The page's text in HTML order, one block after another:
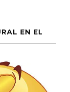
Claudia
Y
Monstruo:
Segundo
EN EL